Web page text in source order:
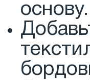
основу.